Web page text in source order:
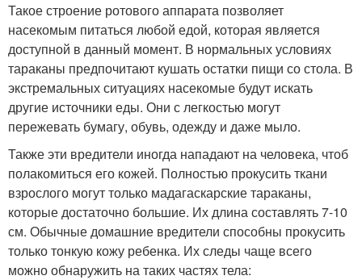
Такое строение ротового аппарата позволяет
насекомым питаться любой едой, которая является
доступной в данный момент. В нормальных условиях
тараканы предпочитают кушать остатки пищи со стола. В
экстремальных ситуациях насекомые будут искать
другие источники еды. Они с легкостью могут
пережевать бумагу, обувь, одежду и даже мыло.
Также эти вредители иногда нападают на человека, чтоб
полакомиться его кожей. Полностью прокусить ткани
взрослого могут только мадагаскарские тараканы,
которые достаточно большие. Их длина составлять 7-10
см. Обычные домашние вредители способны прокусить
только тонкую кожу ребенка. Их следы чаще всего
можно обнаружить на таких частях тела: